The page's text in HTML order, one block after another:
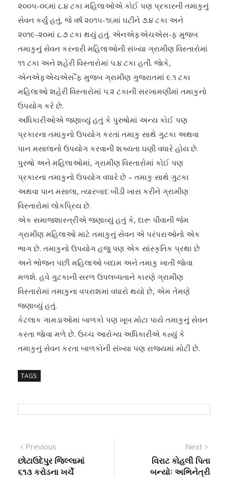
૨૦૦૫-૦૬માં ૮.૪ ટકા મહિલાઓએ કોઈ પણ પ્રકારની તમાકુનું
સેવન કર્યું હતું, જે વર્ષ ૨૦૧૫-૧૬માં ઘટીને ૭.૪ ટકા અને
૨૦૧૯-૨૦માં ૮.૭ ટકા થયું હતું. એનએફએચએસ-ફ મુજબ
તમાકુનું સેવન કરનારી મહિલાઓની સંખ્યા ગ્રામીણ વિસ્તારોમાં
૧૧ ટકા અને શહેરી વિસ્તારોમાં ૫.૪ ટકા હતી. જાેકે,
એનએફએચએસ-ૈંફ મુજબ ગ્રામીણ ગુજરાતમાં ૯.૧ ટકા
મહિલાઓ શહેરી વિસ્તારોમાં ૫.૨ ટકાની સરખામણીમાં તમાકુનો
ઉપયોગ કરે છે.
અધિકારીઓએ જણાવ્યું હતું કે પુરુષોમાં અન્ય કોઈ પણ
પ્રકારના તમાકુનો ઉપયોગ કરતાં તમાકુ સાથે ગુટકા અથવા
પાન મસાલાનો ઉપયોગ કરવાની શક્યતા ઘણી વધારે હોય છે.
પુરુષો અને મહિલાઓમાં, ગ્રામીણ વિસ્તારોમાં કોઈ પણ
પ્રકારના તમાકુનો ઉપયોગ વધારે છે – તમાકુ સાથે ગુટકા
અથવા પાન મસાલા, ત્યારબાદ બીડી ખાસ કરીને ગ્રામીણ
વિસ્તારોમાં લોકપ્રિય છે.
એક સમાજશાસ્ત્રીએ જણાવ્યું હતું કે, દારૂ પીવાની જેમ
ગ્રામીણ મહિલાઓ માટે તમાકુનું સેવન એ પરંપરાઓનો એક
ભાગ છે. તમાકુનો ઉપયોગ હજુ પણ એક સાંસ્કૃતિક પ્રથા છે
અને ભોજન પછી મહિલાઓ બદામ અને તમાકુ ખાતી જાેવા
મળશે. હવે ગુટકાની સરળ ઉપલબ્ધતાને કારણે ગ્રામીણ
વિસ્તારોમાં તમાકુના વપરાશમાં વધારો થયો છે, એમ તેમણે
જણાવ્યું હતું.
કેટલાક ગામડાઓમાં બાળકો પણ ખૂબ મોટા પાયે તમાકુનું સેવન
કરતા જાેવા મળે છે. ઉચ્ચ આરોગ્ય અધિકારીએ કહ્યું કે
તમાકુનું સેવન કરતા બાળકોની સંખ્યા પણ રાજ્યમાં મોટી છે.
TAGS:
Post
navigation
Previous
post:
છોટાઉદેપુર જિલ્લામાં
૬૧૩ કરોડના ખર્ચે
Next
post:
વિરાટ કોહલી પિતા
બન્યોઃ અભિનેત્રી